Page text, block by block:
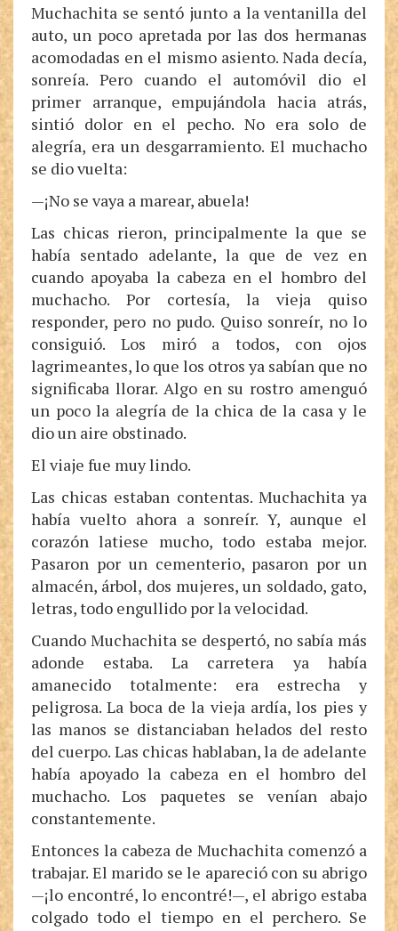
Muchachita se sentó junto a la ventanilla del
auto, un poco apretada por las dos hermanas
acomodadas en el mismo asiento. Nada decía,
sonreía. Pero cuando el automóvil dio el
primer arranque, empujándola hacia atrás,
sintió dolor en el pecho. No era solo de
alegría, era un desgarramiento. El muchacho
se dio vuelta:
—¡No se vaya a marear, abuela!
Las chicas rieron, principalmente la que se
había sentado adelante, la que de vez en
cuando apoyaba la cabeza en el hombro del
muchacho. Por cortesía, la vieja quiso
responder, pero no pudo. Quiso sonreír, no lo
consiguió. Los miró a todos, con ojos
lagrimeantes, lo que los otros ya sabían que no
significaba llorar. Algo en su rostro amenguó
un poco la alegría de la chica de la casa y le
dio un aire obstinado.
El viaje fue muy lindo.
Las chicas estaban contentas. Muchachita ya
había vuelto ahora a sonreír. Y, aunque el
corazón latiese mucho, todo estaba mejor.
Pasaron por un cementerio, pasaron por un
almacén, árbol, dos mujeres, un soldado, gato,
letras, todo engullido por la velocidad.
Cuando Muchachita se despertó, no sabía más
adonde estaba. La carretera ya había
amanecido totalmente: era estrecha y
peligrosa. La boca de la vieja ardía, los pies y
las manos se distanciaban helados del resto
del cuerpo. Las chicas hablaban, la de adelante
había apoyado la cabeza en el hombro del
muchacho. Los paquetes se venían abajo
constantemente.
Entonces la cabeza de Muchachita comenzó a
trabajar. El marido se le apareció con su abrigo
—¡lo encontré, lo encontré!—, el abrigo estaba
colgado todo el tiempo en el perchero. Se